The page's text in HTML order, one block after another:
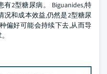
有2型糖尿病。 Biguanides,特
况和成本效益,仍然是2型糖尿
偏好可能会持续下去,从而导